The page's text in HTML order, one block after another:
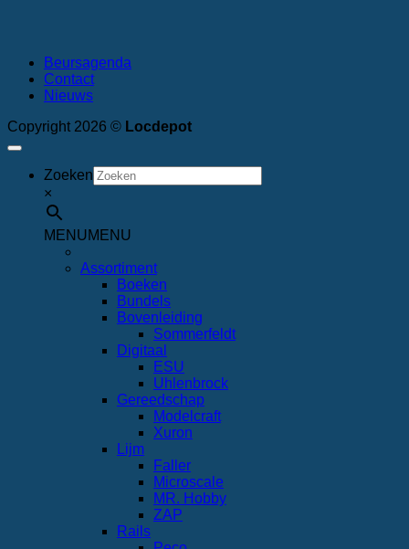
Beursagenda
Contact
Nieuws
Copyright 2026 © Locdepot
Zoeken
×
MENUMENU
Assortiment
Boeken
Bundels
Bovenleiding
Sommerfeldt
Digitaal
ESU
Uhlenbrock
Gereedschap
Modelcraft
Xuron
Lijm
Faller
Microscale
MR. Hobby
ZAP
Rails